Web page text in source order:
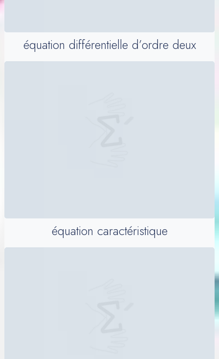
équation différentielle d’ordre deux
équation caractéristique